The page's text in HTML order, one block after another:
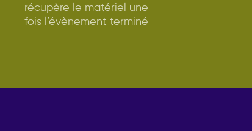
récupère le matériel une
fois l’évènement terminé